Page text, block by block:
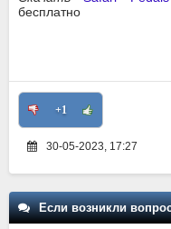
бесплатно
+1
30-05-2023, 17:27
Если возникли